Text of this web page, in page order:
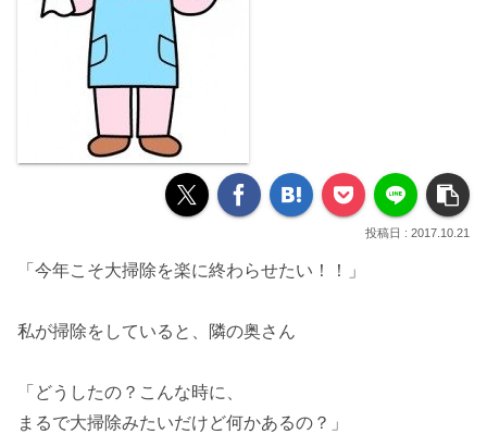
2017.10.21
「今年こそ大掃除を楽に終わらせたい！！」
私が掃除をしていると、隣の奥さん
「どうしたの？こんな時に、
まるで大掃除みたいだけど何かあるの？」